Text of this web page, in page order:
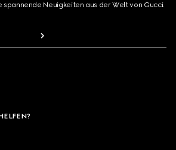
Neuigkeiten aus der Welt von Gucci.